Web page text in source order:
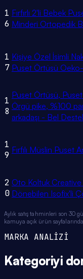
1
6
Fırfırlı 2'li Bebek
Minderi Ortopedik
1
7
Kişiye Özel İsimli
Puset Örtüsü Oeko-
1
8
Puset Örtüsü,
Örgü pike, %100
arkadaşı - Bel
1
9 Fırfılı Müslin Puset
2
0
Oto Koltuk
Dönebilen Isofix'li
Aylık satış tahminleri son 30
kamuya açık ürün
MARKA ANALİZİ
Kategoriyi